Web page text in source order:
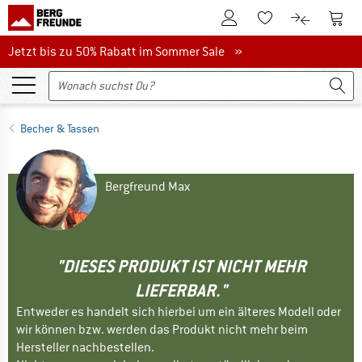
Zum KundenkontoZum Merkzettel.
Zum Zum
Jetzt bis zu 50% Rabatt im Sommer Sale
Jetzt bis zu 50% Rabatt im Sommer Sale »
Becher & Tassen
Bergfreund Max
"DIESES PRODUKT IST NICHT MEHR
LIEFERBAR."
Entweder es handelt sich hierbei um ein älteres Modell oder
wir können bzw. werden das Produkt nicht mehr beim
Hersteller nachbestellen.